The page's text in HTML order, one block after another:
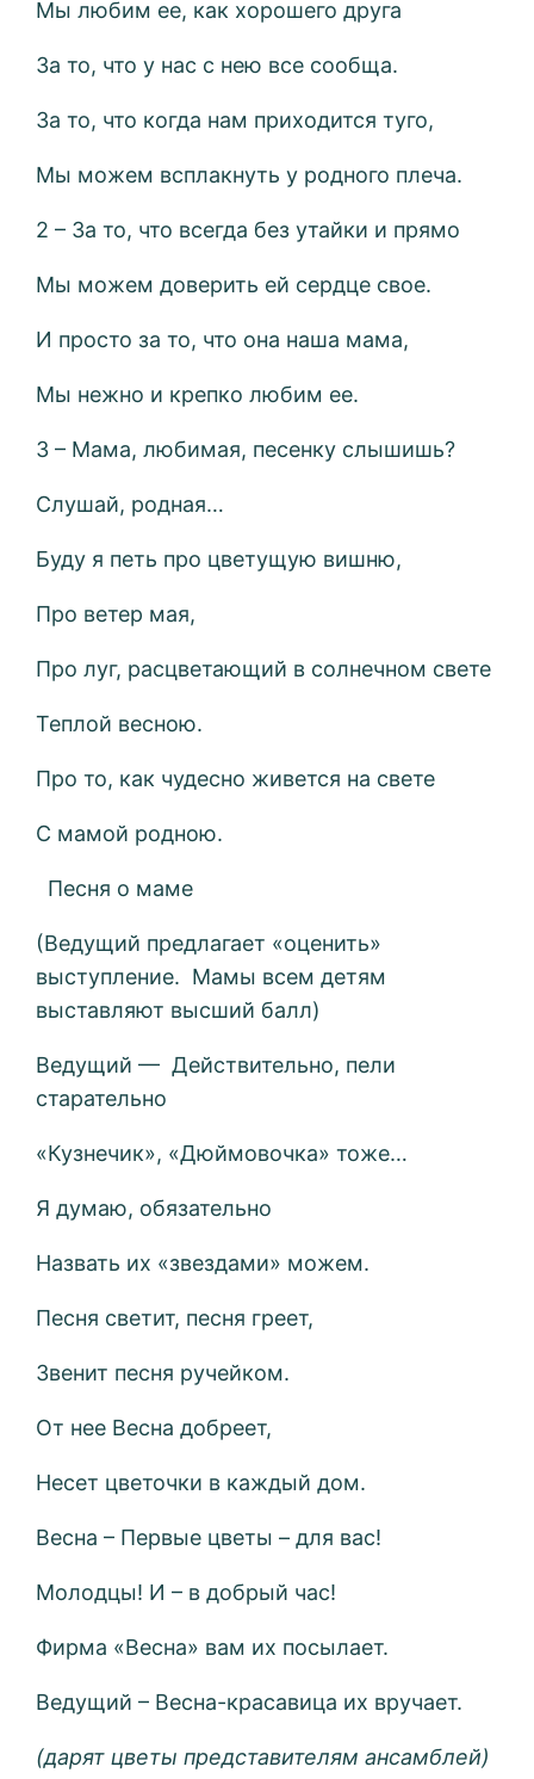
Мы любим ее, как хорошего друга
За то, что у нас с нею все сообща.
За то, что когда нам приходится туго,
Мы можем всплакнуть у родного плеча.
2 – За то, что всегда без утайки и прямо
Мы можем доверить ей сердце свое.
И просто за то, что она наша мама,
Мы нежно и крепко любим ее.
3 – Мама, любимая, песенку слышишь?
Слушай, родная…
Буду я петь про цветущую вишню,
Про ветер мая,
Про луг, расцветающий в солнечном свете
Теплой весною.
Про то, как чудесно живется на свете
С мамой родною.
Песня о маме
(Ведущий предлагает «оценить»
выступление. Мамы всем детям
выставляют высший балл)
Ведущий — Действительно, пели
старательно
«Кузнечик», «Дюймовочка» тоже…
Я думаю, обязательно
Назвать их «звездами» можем.
Песня светит, песня греет,
Звенит песня ручейком.
От нее Весна добреет,
Несет цветочки в каждый дом.
Весна – Первые цветы – для вас!
Молодцы! И – в добрый час!
Фирма «Весна» вам их посылает.
Ведущий – Весна-красавица их вручает.
(дарят цветы представителям ансамблей)